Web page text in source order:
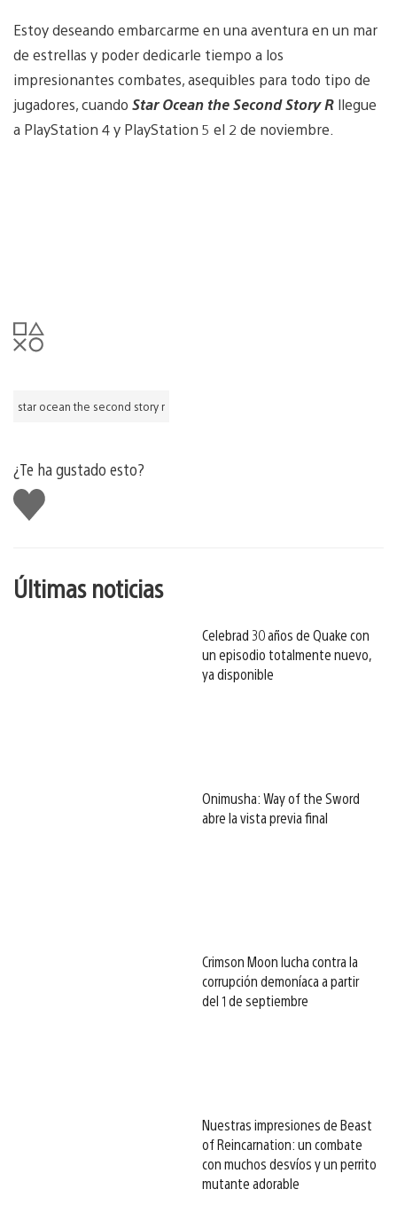
Estoy deseando embarcarme en una aventura en un mar
de estrellas y poder dedicarle tiempo a los
impresionantes combates, asequibles para todo tipo de
jugadores, cuando Star Ocean the Second Story R llegue
a PlayStation 4 y PlayStation 5 el 2 de noviembre.
star ocean the second story r
¿Te ha gustado esto?
Me
gusta
esto
Últimas noticias
Celebrad 30 años de Quake con
un episodio totalmente nuevo,
ya disponible
Onimusha: Way of the Sword
abre la vista previa final
Crimson Moon lucha contra la
corrupción demoníaca a partir
del 1 de septiembre
Nuestras impresiones de Beast
of Reincarnation: un combate
con muchos desvíos y un perrito
mutante adorable